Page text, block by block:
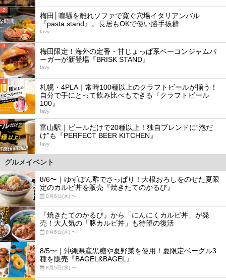
2
梅田│喧騒を離れソファで寛ぐ穴場イタリアンバル
『pasta stand』。長居もOKで使い勝手抜群
favy
3
梅田限定！海外の定番・甘じょっぱ系ベーコンジャムバ
ーガーが新登場『BRISK STAND』
favy
4
札幌・4PLA｜常時100種以上のクラフトビールが揃う！
自分で手にとって飲み比べもできる『クラフトビール
100』
favy
5
富山駅｜ビールだけで20種以上！独自ブレンドに“泡だ
け”も『PERFECT BEER KITCHEN』
favy
グルメイベント
8/6〜｜ゆずぽん酢でさっぱり！大根おろしをのせた夏限
定のカルビ丼を販売『焼きたてのかるび』
8月6日(木) 〜
『焼きたてのかるび』から「にんにくカルビ丼」が発
売！大人気の「豚カルビ丼」も待望の復活
8月6日(木) 〜
8/5〜｜沖縄県産黒糖や夏野菜を使用！夏限定ベーグル3
種を販売『BAGEL&BAGEL』
8月5日(水) 〜